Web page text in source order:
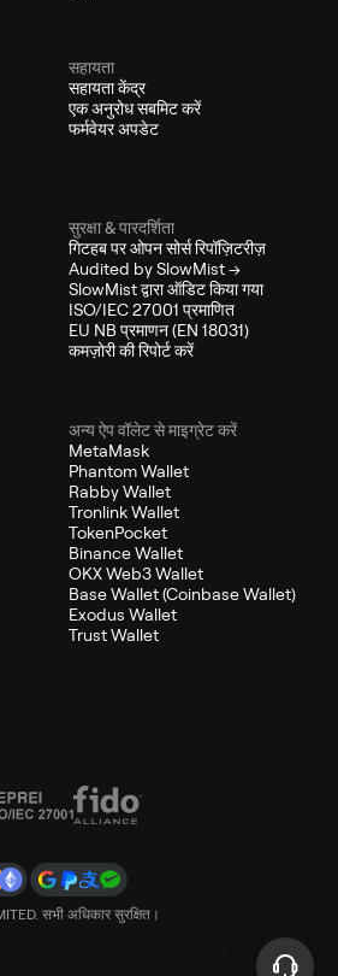
सहायता
सहायता केंद्र
एक अनुरोध सबमिट करें
फर्मवेयर अपडेट
सुरक्षा & पारदर्शिता
गिटहब पर ओपन सोर्स रिपॉज़िटरीज़
Audited by SlowMist →
SlowMist द्वारा ऑडिट किया गया
ISO/IEC 27001 प्रमाणित
EU NB प्रमाणन (EN 18031)
कमज़ोरी की रिपोर्ट करें
अन्य ऐप वॉलेट से माइग्रेट करें
MetaMask
Phantom Wallet
Rabby Wallet
Tronlink Wallet
TokenPocket
Binance Wallet
OKX Web3 Wallet
Base Wallet (Coinbase Wallet)
Exodus Wallet
Trust Wallet
सभी अधिकार सुरक्षित।